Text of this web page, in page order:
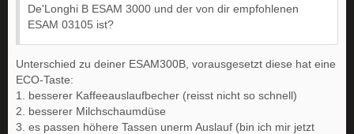
De'Longhi B ESAM 3000 und der von dir empfohlenen
ESAM 03105 ist?
Unterschied zu deiner ESAM300B, vorausgesetzt diese hat eine
ECO-Taste:
1. besserer Kaffeeauslaufbecher (reisst nicht so schnell)
2. besserer Milchschaumdüse
3. es passen höhere Tassen unerm Auslauf (bin ich mir jetzt